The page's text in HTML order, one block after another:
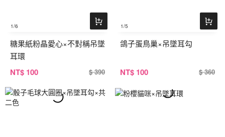
1/6
糖果紙粉晶愛心×不對稱吊墜
耳環
NT$ 100 $ 390
1/5
鴿子蛋鳥巢×吊墜耳勾
NT$ 100 $ 360